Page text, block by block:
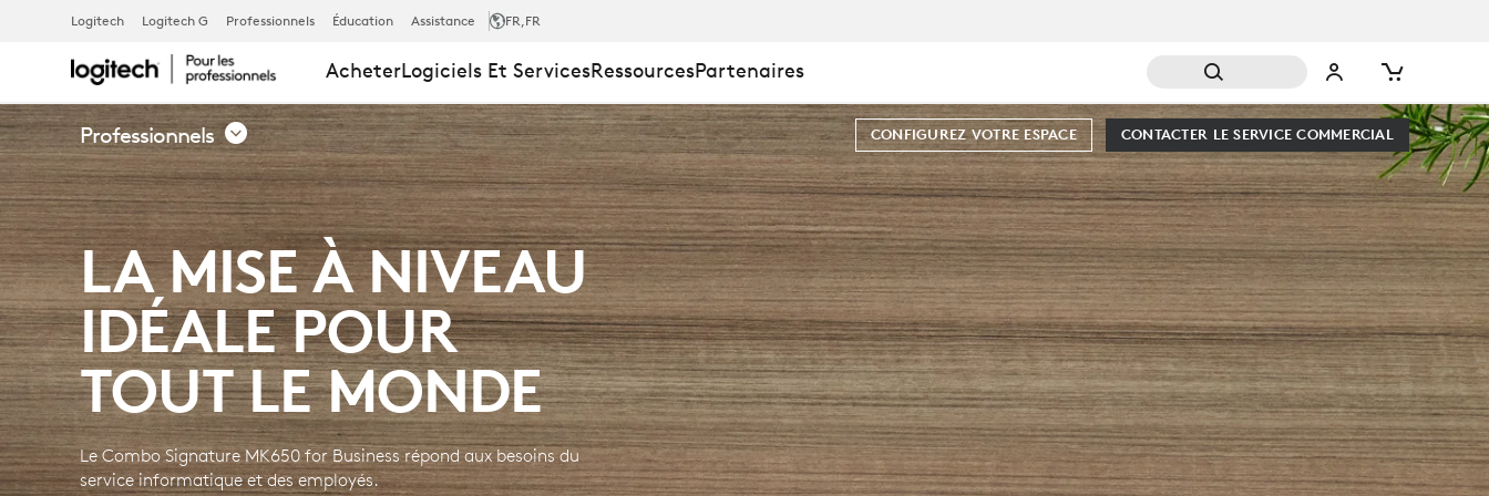
ENSEMBLE
CLAVIER
ET
SOURIS
SIGNATURE MK650
POUR
Logitech Logitech G Professionnels Éducation Assistance FR,FR
AcheterLogiciels Et ServicesRessourcesPartenaires
Professionnels CONTACTER LE SERVICE COMMERCIAL
CONFIGUREZ VOTRE ESPACE
LA MISE À NIVEAU
IDÉALE POUR
TOUT LE MONDE
Le Combo Signature MK650 for Business répond aux besoins du
service informatique et des employés.